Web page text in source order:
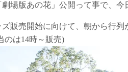
場版あの花」公開って事で、今
ズ販売開始に向けて、朝から行列
のは14時～販売)